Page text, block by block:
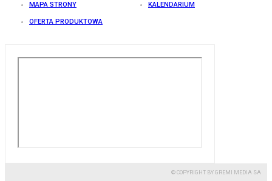
MAPA STRONY KALENDARIUM
OFERTA PRODUKTOWA
© COPYRIGHT BY GREMI MEDIA SA